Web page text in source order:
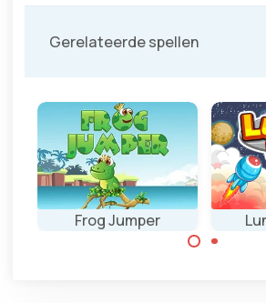
Gerelateerde spellen
Frog Jumper